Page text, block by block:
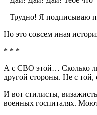
– Трудно! Я подписываю
Но это совсем иная
* * *
А с СВО этой… Сколько
другой стороны. Не с той,
И вот стилисты,
военных госпиталях.